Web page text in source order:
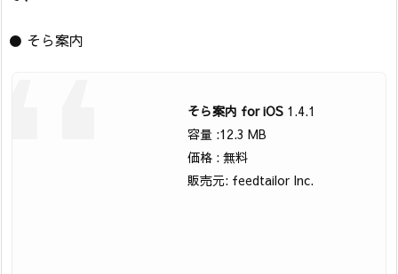
● そら案内
そら案内 for iOS 1.4.1
容量 :12.3 MB
価格 : 無料
販売元: feedtailor Inc.